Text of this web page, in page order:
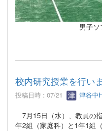
男子
校内研究授業を行い
投稿日時 : 07/21 津谷中
7月15日（水）、教員の
年2組（家庭科）と1年1組